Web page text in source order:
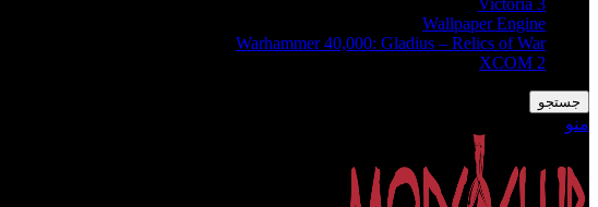
Victoria 3
Wallpaper Engine
Warhammer 40,000: Gladius – Relics of War
XCOM 2
جستجو
منو